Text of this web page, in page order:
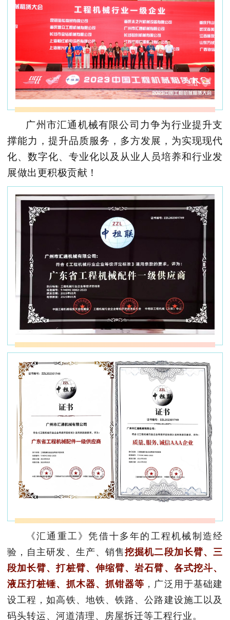
广州市汇通机械有限公司力争为行业提升支
撑能力，提升品质服务，多方发展，为实现现代
化、数字化、专业化以及从业人员培养和行业发
展做出更积极贡献！
《汇通重工》凭借十多年的工程机械制造经
验，自主研发、生产、销售挖掘机二段加长臂、三
段加长臂、打桩臂、伸缩臂、岩石臂、各式挖斗、
液压打桩锤、抓木器、抓钳器等 ，广泛用于基础建
设工程，如高铁、地铁、铁路、公路建设施工以及
码头转运、河道清理、房屋拆迁等工程行业。